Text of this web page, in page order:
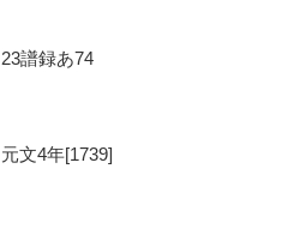
23譜録あ74
元文4年[1739]